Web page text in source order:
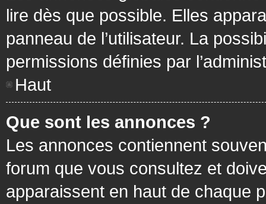
lire dès que possible. Elles
panneau de l’utilisateur. La
permissions définies par
Haut
Que sont les annonces ?
Les annonces contiennent
forum que vous consultez et
apparaissent en haut de chaque